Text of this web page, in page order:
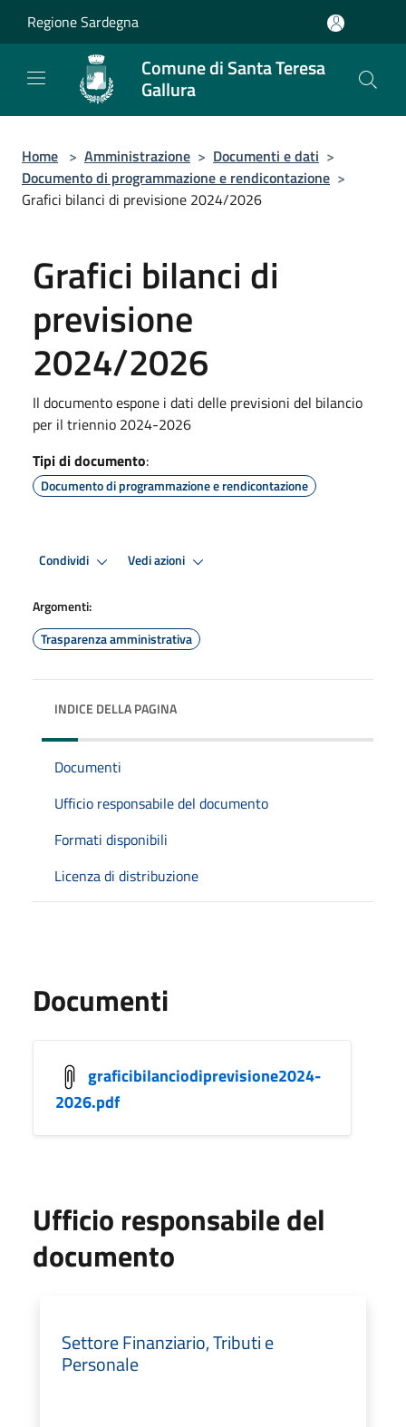
Regione Sardegna
Comune di Santa Teresa
Gallura
Home > Amministrazione > Documenti e dati >
Documento di programmazione e rendicontazione >
Grafici bilanci di previsione 2024/2026
Grafici bilanci di
previsione
2024/2026
Il documento espone i dati delle previsioni del bilancio
per il triennio 2024-2026
Tipi di documento:
Documento di programmazione e rendicontazione
Condividi Vedi azioni
Argomenti:
Trasparenza amministrativa
INDICE DELLA PAGINA
Documenti
Ufficio responsabile del documento
Formati disponibili
Licenza di distribuzione
Documenti
graficibilanciodiprevisione2024-
2026.pdf
Ufficio responsabile del
documento
Settore Finanziario, Tributi e
Personale